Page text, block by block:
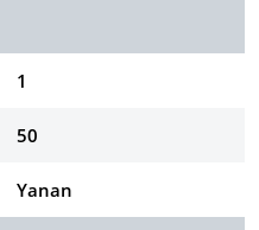
1
50
Yanan